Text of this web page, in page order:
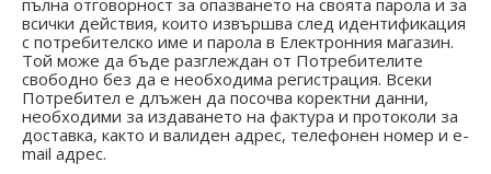
пълна отговорност за опазването на своята парола и за
всички действия, които извършва след идентификация
с потребителско име и парола в Електронния магазин.
Той може да бъде разглеждан от Потребителите
свободно без да е необходима регистрация. Всеки
Потребител е длъжен да посочва коректни данни,
необходими за издаването на фактура и протоколи за
доставка, както и валиден адрес, телефонен номер и e-
mail адрес.